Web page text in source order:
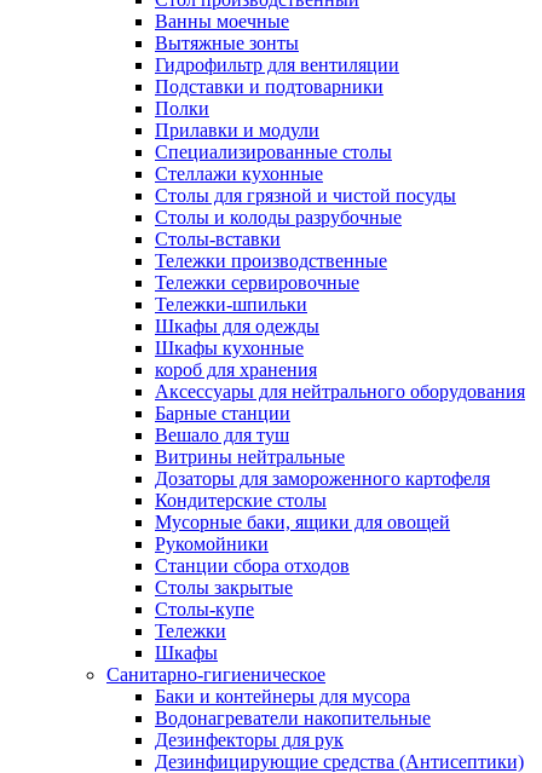
Ванны моечные
Вытяжные зонты
Гидрофильтр для вентиляции
Подставки и подтоварники
Полки
Прилавки и модули
Специализированные столы
Стеллажи кухонные
Столы для грязной и чистой посуды
Столы и колоды разрубочные
Столы-вставки
Тележки производственные
Тележки сервировочные
Тележки-шпильки
Шкафы для одежды
Шкафы кухонные
короб для хранения
Аксессуары для нейтрального оборудования
Барные станции
Вешало для туш
Витрины нейтральные
Дозаторы для замороженного картофеля
Кондитерские столы
Мусорные баки, ящики для овощей
Рукомойники
Станции сбора отходов
Столы закрытые
Столы-купе
Тележки
Шкафы
Санитарно-гигиеническое
Баки и контейнеры для мусора
Водонагреватели накопительные
Дезинфекторы для рук
Дезинфицирующие средства (Антисептики)